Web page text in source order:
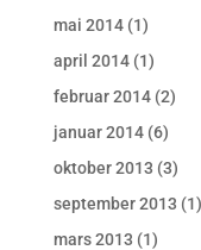
mai 2014(1)
april 2014(1)
februar 2014(2)
januar 2014(6)
oktober 2013 (3)
september 2013 (1)
mars 2013 (1)